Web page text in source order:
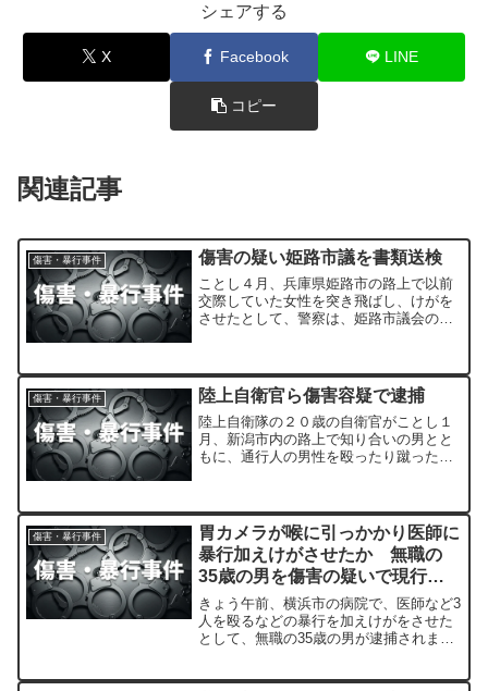
シェアする
X Facebook LINE
コピー
関連記事
傷害・暴行事件 傷害の疑い姫路市議を書類送検
ことし４月、兵庫県姫路市の路上で以前
交際していた女性を突き飛ばし、けがを
させたとして、警察は、姫路市議会の４
傷害・暴行事件 陸上自衛官ら傷害容疑で逮捕
陸上自衛隊の２０歳の自衛官がことし１
月、新潟市内の路上で知り合いの男とと
もに、通行人の男性を殴ったり蹴ったり
した。
傷害・暴行事件
胃カメラが喉に引っかかり医師に
暴行加えけがさせたか 無職の
35歳の男を傷害の疑いで現行犯
逮捕 横浜市中区
きょう午前、横浜市の病院で、医師など3
人を殴るなどの暴行を加えけがをさせた
として、無職の35歳の男が逮捕されまし